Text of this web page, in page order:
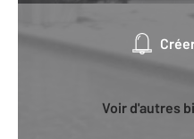
Voir d'autres